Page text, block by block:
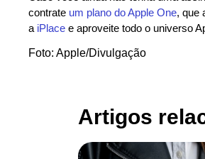
contrate um plano do Apple One, que
a iPlace e aproveite todo o universo
Foto: Apple/Divulgação
Artigos